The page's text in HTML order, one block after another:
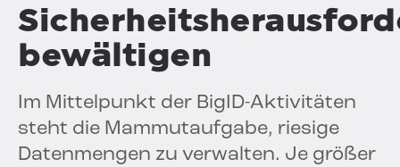
bewältigen
Im Mittelpunkt der BigID-Aktivitäten
steht die Mammutaufgabe, riesige
Datenmengen zu verwalten. Je größer